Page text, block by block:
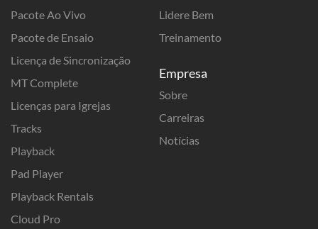
Pacote Ao Vivo
Pacote de Ensaio
Licença de Sincronização
MT Complete
Licenças para Igrejas
Tracks
Playback
Pad Player
Playback Rentals
Cloud Pro
Lidere Bem
Treinamento
Empresa
Sobre
Carreiras
Notícias